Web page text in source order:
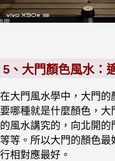
5、大門顏色風水：
在大門風水學中，大門的
要哪種就是什麼顏色，大
的風水講究的，向北開的
等等。所以大門的顏色最
行相對應最好。